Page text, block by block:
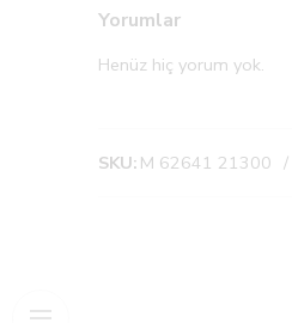
Yorumlar
Henüz hiç yorum yok.
SKU: M 62641 21300